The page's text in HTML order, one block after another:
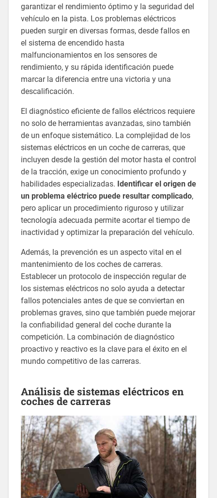
garantizar el rendimiento óptimo y la seguridad del
vehículo en la pista. Los problemas eléctricos
pueden surgir en diversas formas, desde fallos en
el sistema de encendido hasta
malfuncionamientos en los sensores de
rendimiento, y su rápida identificación puede
marcar la diferencia entre una victoria y una
descalificación.
El diagnóstico eficiente de fallos eléctricos requiere
no solo de herramientas avanzadas, sino también
de un enfoque sistemático. La complejidad de los
sistemas eléctricos en un coche de carreras, que
incluyen desde la gestión del motor hasta el control
de la tracción, exige un conocimiento profundo y
habilidades especializadas. Identificar el origen de
un problema eléctrico puede resultar complicado,
pero aplicar un procedimiento riguroso y utilizar
tecnología adecuada permite acortar el tiempo de
inactividad y optimizar la preparación del vehículo.
Además, la prevención es un aspecto vital en el
mantenimiento de los coches de carreras.
Establecer un protocolo de inspección regular de
los sistemas eléctricos no solo ayuda a detectar
fallos potenciales antes de que se conviertan en
problemas graves, sino que también puede mejorar
la confiabilidad general del coche durante la
competición. La combinación de diagnóstico
proactivo y reactivo es la clave para el éxito en el
mundo competitivo de las carreras.
Análisis de sistemas eléctricos en
coches de carreras